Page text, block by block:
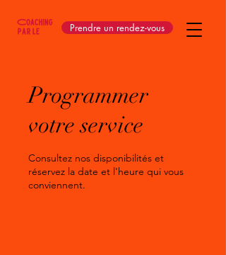
Prendre un rendez-vous
Programmer
votre service
Consultez nos disponibilités et
réservez la date et l'heure qui vous
conviennent.